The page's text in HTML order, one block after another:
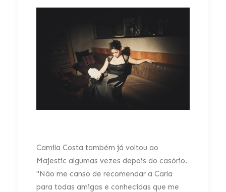
Camila Costa também já voltou ao
Majestic algumas vezes depois do casório.
"Não me canso de recomendar a Carla
para todas amigas e conhecidas que me